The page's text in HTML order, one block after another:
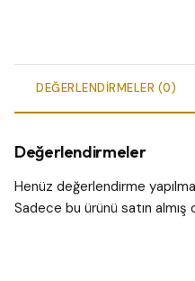
DEĞERLENDIRMELER (0)
Değerlendirmeler
Henüz değerlendirme
Sadece bu ürünü satın